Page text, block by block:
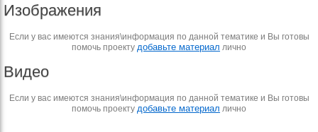
Изображения
Если у вас имеются знания\информация по данной тематике и Вы готовы
помочь проекту добавьте материал лично
Видео
Если у вас имеются знания\информация по данной тематике и Вы готовы
помочь проекту добавьте материал лично